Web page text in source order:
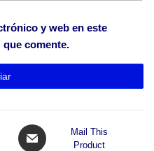
y web en este
que comente.
Mail This
Product